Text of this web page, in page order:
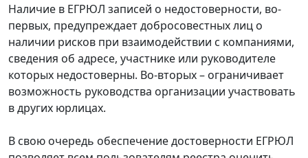
Наличие в ЕГРЮЛ записей о недостоверности, во-
первых, предупреждает добросовестных лиц о
наличии рисков при взаимодействии с компаниями,
сведения об адресе, участнике или руководителе
которых недостоверны. Во-вторых – ограничивает
возможность руководства организации участвовать
в других юрлицах.
В свою очередь обеспечение достоверности ЕГРЮЛ